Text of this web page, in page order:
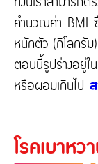
ข้อมูลสำคัญทางการเงิน
คำนวณค่า BMI
หนักตัว (กิโลกรัม
ตอนนี้รูปร่างอยู่ใ
หรือผอมเกินไป
โรคเบาห